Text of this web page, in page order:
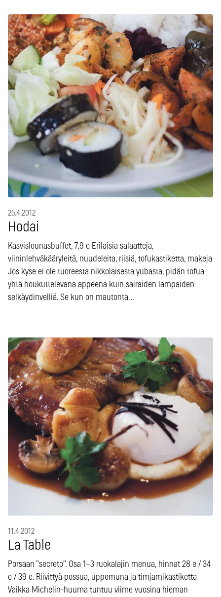
25.4.2012
Hodai
Kasvislounasbuffet, 7,9 e Erilaisia salaatteja,
viininlehväkääryleitä, nuudeleita, riisiä, tofukastiketta, makeja
Jos kyse ei ole tuoreesta nikkolaisesta yubasta, pidän tofua
yhtä houkuttelevana appeena kuin sairaiden lampaiden
selkäydinvelliä. Se kun on mautonta…
11.4.2012
La Table
Porsaan ”secreto”. Osa 1–3 ruokalajin menua, hinnat 28 e / 34
e / 39 e. Riivittyä possua, uppomuna ja timjamikastiketta
Vaikka Michelin-huuma tuntuu viime vuosina hieman